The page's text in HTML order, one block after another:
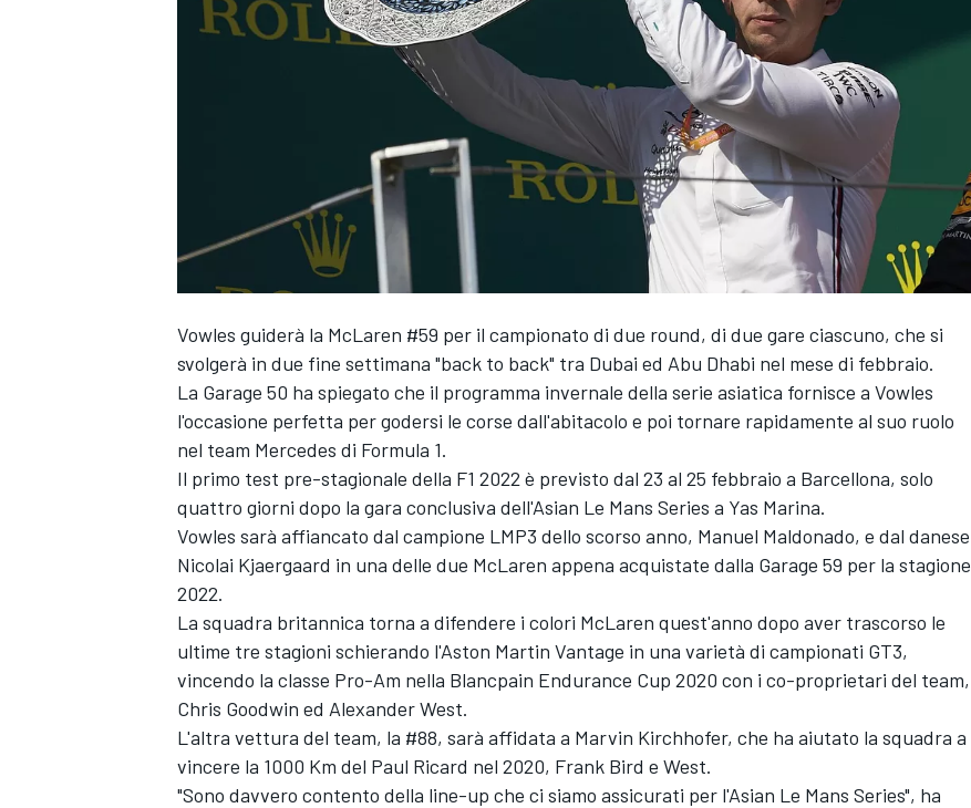
MONOPOSTO
Vowles guiderà la McLaren #59 per il campionato di due round, di due gare ciascuno, che si
svolgerà in due fine settimana "back to back" tra Dubai ed Abu Dhabi nel mese di febbraio.
La Garage 50 ha spiegato che il programma invernale della serie asiatica fornisce a Vowles
l'occasione perfetta per godersi le corse dall'abitacolo e poi tornare rapidamente al suo ruolo
nel team Mercedes di Formula 1.
Il primo test pre-stagionale della F1 2022 è previsto dal 23 al 25 febbraio a Barcellona, solo
quattro giorni dopo la gara conclusiva dell'Asian Le Mans Series a Yas Marina.
Vowles sarà affiancato dal campione LMP3 dello scorso anno, Manuel Maldonado, e dal danese
Nicolai Kjaergaard in una delle due McLaren appena acquistate dalla Garage 59 per la stagione
2022.
La squadra britannica torna a difendere i colori McLaren quest'anno dopo aver trascorso le
ultime tre stagioni schierando l'Aston Martin Vantage in una varietà di campionati GT3,
vincendo la classe Pro-Am nella Blancpain Endurance Cup 2020 con i co-proprietari del team,
Chris Goodwin ed Alexander West.
L'altra vettura del team, la #88, sarà affidata a Marvin Kirchhofer, che ha aiutato la squadra a
vincere la 1000 Km del Paul Ricard nel 2020, Frank Bird e West.
"Sono davvero contento della line-up che ci siamo assicurati per l'Asian Le Mans Series", ha